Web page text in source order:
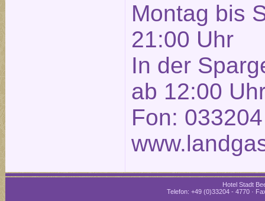
Montag bis
21:00 Uhr
In der
ab 12:00
Fon:
Hotel Stadt
Telefon: +49 (0)33204 - 4770 ·